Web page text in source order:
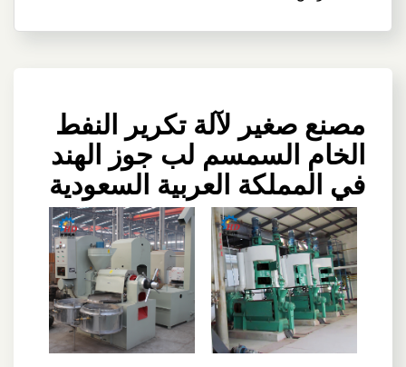
مصنع صغير لآلة تكرير النفط
الخام السمسم لب جوز الهند
في المملكة العربية السعودية